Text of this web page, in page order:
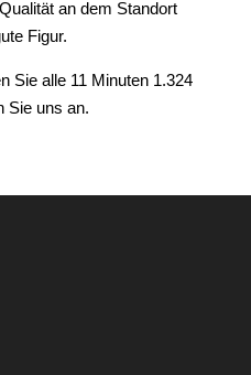
an dem Standort
Figur.
Sie alle 11 Minuten 1.324
Sie uns an.